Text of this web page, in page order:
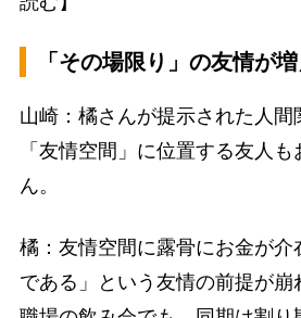
「その場限り」の友情が
山崎：橘さんが提示された人間
「友情空間」に位置する友人
ん。
橘：友情空間に露骨にお金が介
である」という友情の前提が崩